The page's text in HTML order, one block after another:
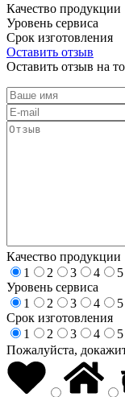
Качество продукции
Уровень сервиса
Срок изготовления
Оставить отзыв
Оставить отзыв на
Качество продукции
1
2 3 4
5
Уровень сервиса
1
2 3 4
5
Срок изготовления
1
2 3 4
5
Пожалуйста,